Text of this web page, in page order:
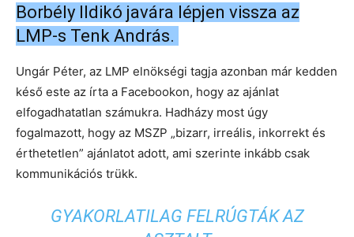
Borbély Ildikó javára lépjen vissza az
LMP-s Tenk András.
Ungár Péter, az LMP elnökségi tagja azonban már kedden
késő este az írta a Facebookon, hogy az ajánlat
elfogadhatatlan számukra. Hadházy most úgy
fogalmazott, hogy az MSZP „bizarr, irreális, inkorrekt és
érthetetlen” ajánlatot adott, ami szerinte inkább csak
kommunikációs trükk.
GYAKORLATILAG FELRÚGTÁK AZ